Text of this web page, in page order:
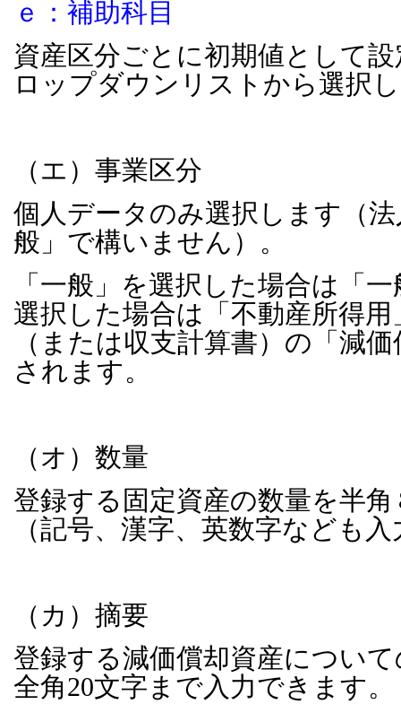
ｅ：補助科目
資産区分ごとに初期値として
ロップダウンリストから選択
（エ）事業区分
個人データのみ選択します（
般」で構いません）。
「一般」を選択した場合は「
選択した場合は「不動産所得
（または収支計算書）の「減
されます。
（オ）数量
登録する固定資産の数量を半
（記号、漢字、英数字なども
（カ）摘要
登録する減価償却資産につい
全角20文字まで入力できます。